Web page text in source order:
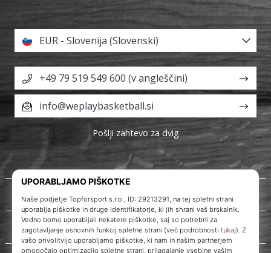
O nas
Storitve za stranke
EUR - Slovenija (Slovenski)
+49 79 519 549 600 (v angleščini)
info@weplaybasketball.si
Pošlji zahtevo za dvig